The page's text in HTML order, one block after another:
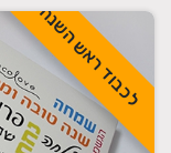
לכבוד ראש השנה